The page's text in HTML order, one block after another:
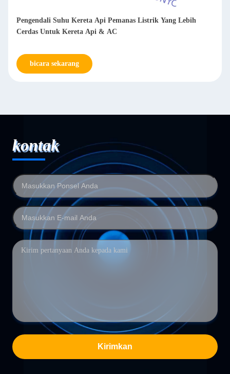
Pengendali Suhu Kereta Api Pemanas Listrik Yang Lebih
Cerdas Untuk Kereta Api & AC
bicara sekarang
kontak
Kirimkan